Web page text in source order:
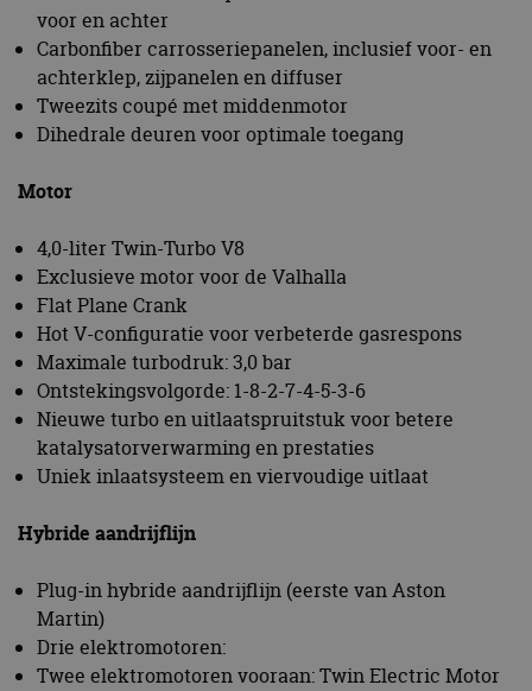
voor en achter
Carbonfiber carrosseriepanelen, inclusief voor- en
achterklep, zijpanelen en diffuser
Tweezits coupé met middenmotor
Dihedrale deuren voor optimale toegang
Motor
4,0-liter Twin-Turbo V8
Exclusieve motor voor de Valhalla
Flat Plane Crank
Hot V-configuratie voor verbeterde gasrespons
Maximale turbodruk: 3,0 bar
Ontstekingsvolgorde: 1-8-2-7-4-5-3-6
Nieuwe turbo en uitlaatspruitstuk voor betere
katalysatorverwarming en prestaties
Uniek inlaatsysteem en viervoudige uitlaat
Hybride aandrijflijn
Plug-in hybride aandrijflijn (eerste van Aston
Martin)
Drie elektromotoren:
Twee elektromotoren vooraan: Twin Electric Motor